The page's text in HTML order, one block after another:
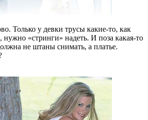
Только у девки трусы какие-то, как
нужно «стринги» надеть. И поза какая-то
не штаны снимать, а платье.